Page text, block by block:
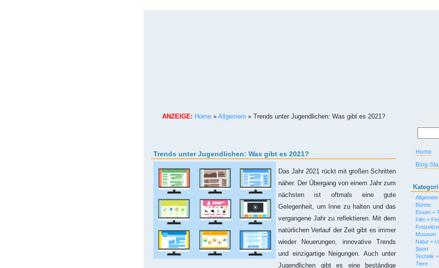
ANZEIGE: Home» Allgemein» Trends unter Jugendlichen: Was gibt es 2021?
Trends unter Jugendlichen: Was gibt es 2021?
Das Jahr 2021 rückt mit großen Schritten
näher. Der Übergang von einem Jahr zum
nächsten ist oftmals eine gute
Gelegenheit, um Inne zu halten und das
vergangene Jahr zu reflektieren. Mit dem
natürlichen Verlauf der Zeit gibt es immer
wieder Neuerungen, innovative Trends
und einzigartige Neigungen. Auch unter
Jugendlichen gibt es eine beständige
Home
Blog-
Allgemein
Bühne
Essen +
Film +
Museum
Natur +
Sport
Technik
Tiere